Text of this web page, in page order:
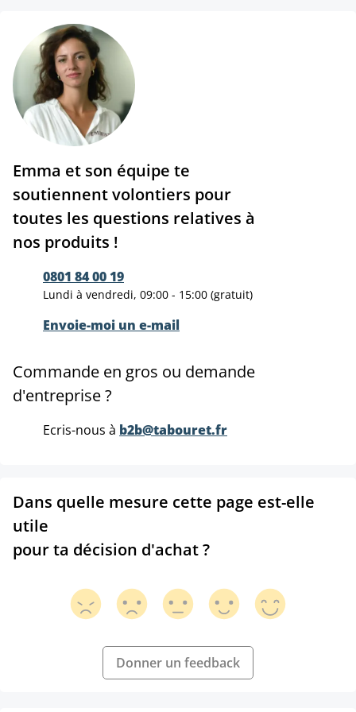
Emma et son équipe te
soutiennent volontiers pour
toutes les questions relatives à
nos produits !
0801 84 00 19
Lundi à vendredi, 09:00 - 15:00 (gratuit)
Envoie-moi un e-mail
Commande en gros ou demande
d'entreprise ?
Ecris-nous à b2b@tabouret.fr
Dans quelle mesure cette page est-elle
utile
pour ta décision d'achat ?
Donner un feedback